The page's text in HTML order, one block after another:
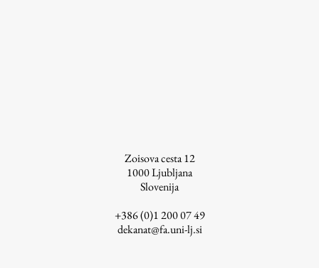
Študentski projekti
Zoisova cesta 12
1000Ljubljana
Slovenija
+386 (0)1 200 07 49
dekanat@fa.uni-lj.si